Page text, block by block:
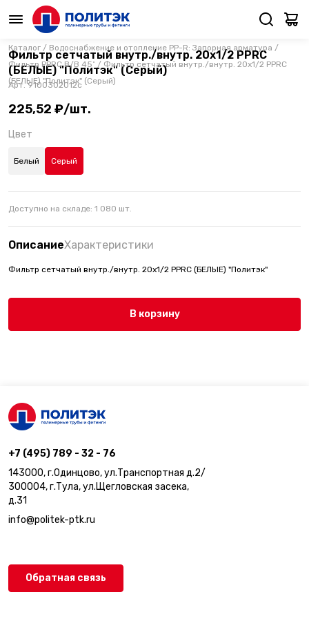
Каталог / Водоснабжение и отопление PP-R: Запорная арматура /
Фильтр PPRC В/В 45˚ / Фильтр сетчатый внутр./внутр. 20х1/2 PPRC
(БЕЛЫЕ) "Политэк" (Серый)
Фильтр сетчатый внутр./внутр. 20х1/2 PPRC
(БЕЛЫЕ) "Политэк" (Серый)
Арт.9100302012с
225,52 ₽/шт.
Цвет
Белый Серый
Доступно на складе: 1 080 шт.
ОписаниеХарактеристики
Фильтр сетчатый внутр./внутр. 20х1/2 PPRC (БЕЛЫЕ) "Политэк"
В корзину
+7 (495) 789 - 32 - 76
143000, г.Одинцово, ул.Транспортная д.2/
300004, г.Тула, ул.Щегловская засека,
д.31
info@politek-ptk.ru
Обратная связь